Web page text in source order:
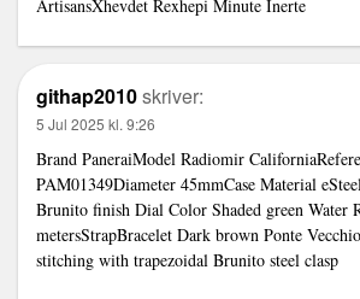
ArtisansXhevdet Rexhepi Minute Inerte
githap2010skriver:
5 Jul 2025 kl. 9:26
Brand PaneraiModel Radiomir
PAM01349Diameter 45mmCase Material
Brunito finish Dial Color Shaded green Water
metersStrapBracelet Dark brown Ponte
stitching with trapezoidal Brunito steel clasp